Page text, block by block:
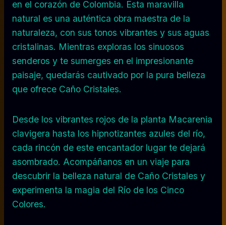
en el corazón de Colombia. Esta maravilla
natural es una auténtica obra maestra de la
naturaleza, con sus tonos vibrantes y sus aguas
cristalinas. Mientras exploras los sinuosos
senderos y te sumerges en el impresionante
paisaje, quedarás cautivado por la pura belleza
que ofrece Caño Cristales.
Desde los vibrantes rojos de la planta Macarenia
clavigera hasta los hipnotizantes azules del río,
cada rincón de este encantador lugar te dejará
asombrado. Acompáñanos en un viaje para
descubrir la belleza natural de Caño Cristales y
experimenta la magia del Río de los Cinco
Colores.